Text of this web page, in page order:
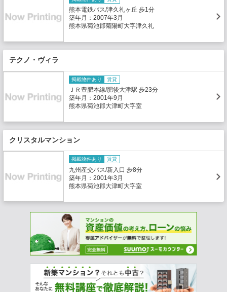
熊本電鉄バス/津久礼ヶ丘 歩1分
築年月：2007年3月
熊本県菊池郡菊陽町大字津久礼
テクノ・ヴィラ
掲載物件あり 賃貸
ＪＲ豊肥本線/肥後大津駅 歩23分
築年月：2001年9月
熊本県菊池郡大津町大字室
クリスタルマンション
掲載物件あり 賃貸
九州産交バス/新入口 歩8分
築年月：2001年3月
熊本県菊池郡大津町大字室